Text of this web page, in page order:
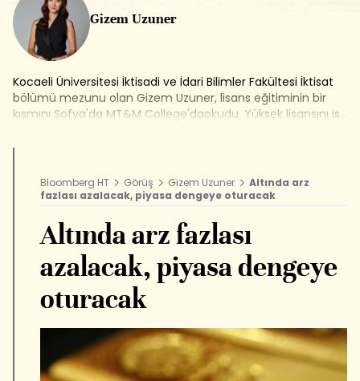
Gizem Uzuner
Kocaeli Üniversitesi İktisadi ve İdari Bilimler Fakültesi İktisat
bölümü mezunu olan Gizem Uzuner, lisans eğitiminin bir
kısmını Sofya'da MT&M College'daokudu. Yüksek lisansını ise
Financial Economics bölümünde tamamladı. Lisans eğitimi
departmanlarında çalıştı. Türkiye'de ise Gedik
Yatırım Holding Kaldıraçlı İşlemler Departmanı'nda ve
Destek Menkul Değerler'de Araştırmabölümünde görev aldı.
Sermaye Piyasası Kurulu'nun yetkilendirmesiyle Türev
Araçlar ve İleri Düzey lisanslarına sahip. 2015'de kadrosuna
dahil olduğu Bloomberg HT Araştırma Müdürü olarak
kariyerine devam ediyor.
Bloomberg HT Görüş Gizem Uzuner
Altında arz
fazlası azalacak, piyasa dengeye oturacak
Altında arz fazlası
azalacak, piyasa dengeye
oturacak